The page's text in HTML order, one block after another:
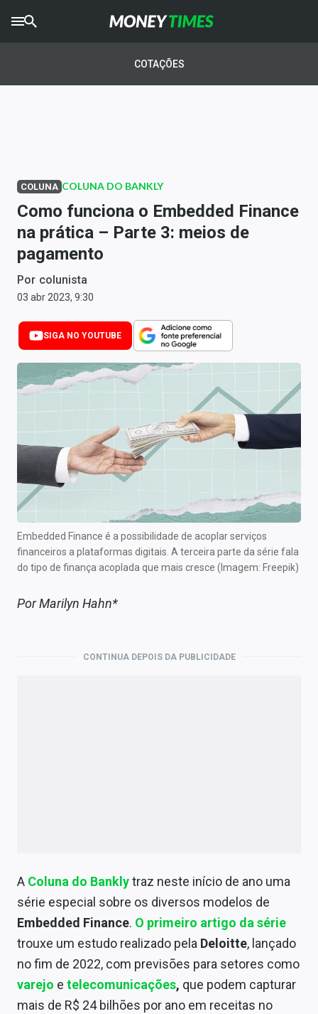
AGROTIMES
Newsletters
Money Trader
Anuncie
Últimas Notícias
Newsletters
Cotações
Comprar ou vender?
Carteiras Recomendadas
Central de Dividendos
Central de Fundos Imobiliários
Central dos IPOs
Renda Fixa
Mercados
Tecnologia
Conteúdo de Marca
COTAÇÕES
COLUNA COLUNA DO BANKLY
Como funciona o Embedded Finance
na prática – Parte 3: meios de
pagamento
Por colunista
03 abr 2023, 9:30
SIGA NO YOUTUBE
Embedded Finance é a possibilidade de acoplar serviços
financeiros a plataformas digitais. A terceira parte da série fala
do tipo de finança acoplada que mais cresce (Imagem: Freepik)
Por Marilyn Hahn*
CONTINUA DEPOIS DA PUBLICIDADE
A Coluna do Banklytraz neste início de ano uma
série especial sobre os diversos modelos de
Embedded Finance. O primeiro artigo da série
trouxe um estudo realizado pela Deloitte, lançado
no fim de 2022, com previsões para setores como
varejo e telecomunicações, que podem capturar
mais de R$ 24 bilhões por ano em receitas no